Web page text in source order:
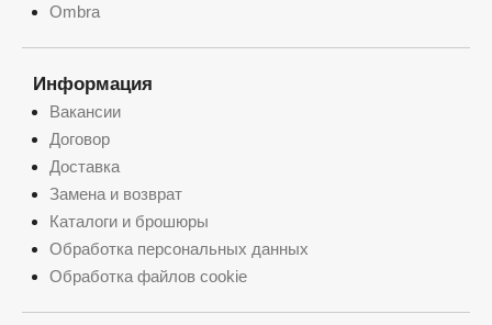
Ombra
Информация
Вакансии
Договор
Доставка
Замена и возврат
Каталоги и брошюры
Обработка персональных данных
Обработка файлов cookie